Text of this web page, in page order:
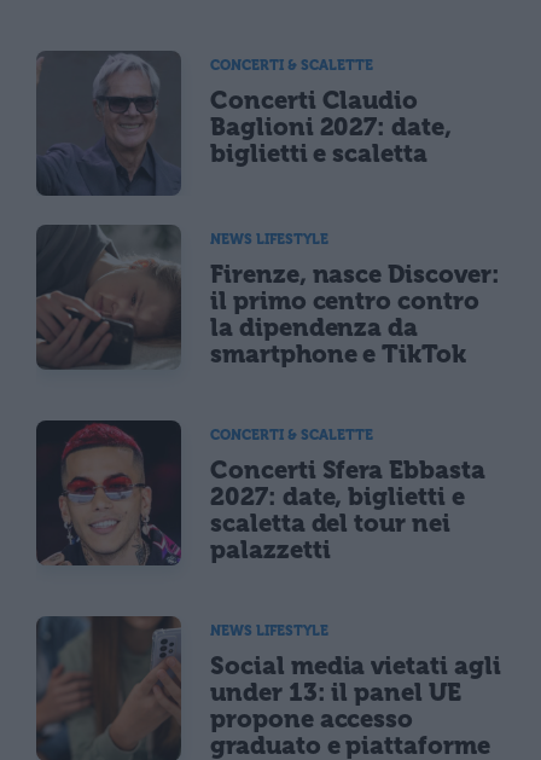
CONCERTI & SCALETTE
Concerti Claudio
Baglioni 2027: date,
biglietti e scaletta
NEWS LIFESTYLE
Firenze, nasce Discover:
il primo centro contro
la dipendenza da
smartphone e TikTok
CONCERTI & SCALETTE
Concerti Sfera Ebbasta
2027: date, biglietti e
scaletta del tour nei
palazzetti
NEWS LIFESTYLE
Social media vietati agli
under 13: il panel UE
propone accesso
graduato e piattaforme